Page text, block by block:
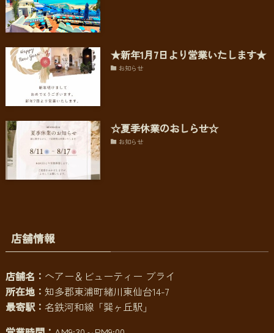
★新年1月7日より営業いたします★
お知らせ
☆夏季休業のおしらせ☆
お知らせ
店舗情報
店舗名： ヘアー＆ビューティー ブライ
所在地： 知多郡東浦町緒川東仙台14-7
最寄駅： 名鉄河和線「巽ヶ丘駅」